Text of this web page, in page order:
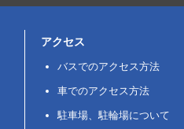
アクセス
バスでのアクセス方法
車でのアクセス方法
駐車場、駐輪場について